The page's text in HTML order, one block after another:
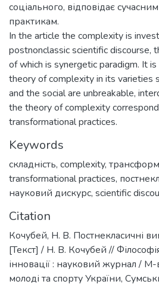
соціального, відповідає
практикам.
In the article the complexity is
postnonclassic scientific discourse,
of which is synergetic paradigm. It
theory of complexity in its varieties
and the social are unbreakable,
the theory of complexity
transformational practices.
Keywords
складність, complexity,
transformational practices,
науковий дискурс, scientific
Citation
Кочубей, Н. В. Постнекласичні
[Текст] / Н. В. Кочубей //
інновації : науковий журнал / М-
молоді та спорту України,